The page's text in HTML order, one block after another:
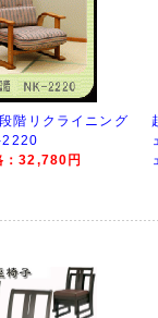
階リクライニング
2220
：32,780円